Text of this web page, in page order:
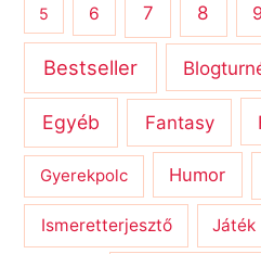
5 6 7 8
Bestseller
Egyéb Fantasy
Gyerekpolc Humor
Ismeretterjesztő Játék